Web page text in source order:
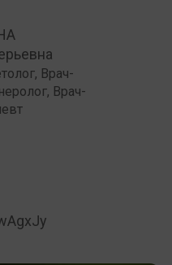
Врач-
Врач-